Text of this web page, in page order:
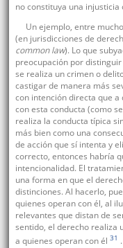
no constituya una
Un ejemplo, entre
(en jurisdicciones de
common law). Lo que
preocupación por
se realiza un crimen o
castigar de manera más
con intención directa que
con esta conducta (como
realiza la conducta típica
más bien como una
de acción que sí intenta y
correcto, entonces habría
intencionalidad. El
una forma en que el
distinciones. Al hacerlo,
quienes operan con él, al
relevantes que distan de
sentido, el derecho realiza
a quienes operan con él 31 .